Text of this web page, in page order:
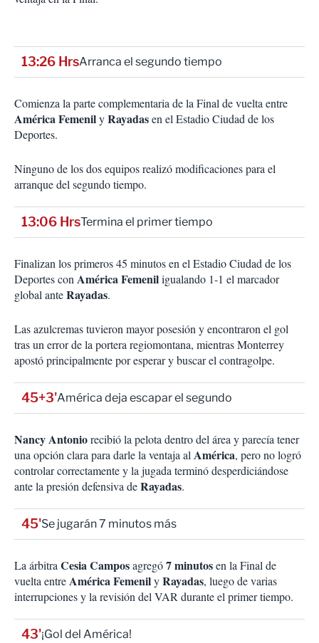
13:26 HrsArranca el segundo tiempo
Comienza la parte complementaria de la Final de vuelta entre
América FemenilyRayadasen el Estadio Ciudad de los
Deportes.
Ninguno de los dos equipos realizó modificaciones para el
arranque del segundo tiempo.
13:06 HrsTermina el primer tiempo
Finalizan los primeros 45 minutos en el Estadio Ciudad de los
Deportes conAmérica Femeniligualando 1-1 el marcador
global anteRayadas.
Las azulcremas tuvieron mayor posesión y encontraron el gol
tras un error de la portera regiomontana, mientras Monterrey
apostó principalmente por esperar y buscar el contragolpe.
45+3'América deja escapar el segundo
Nancy Antoniorecibió la pelota dentro del área y parecía tener
una opción clara para darle la ventaja alAmérica, pero no logró
controlar correctamente y la jugada terminó desperdiciándose
ante la presión defensiva deRayadas.
45'Se jugarán 7 minutos más
La árbitraCesia Camposagregó7 minutosen la Final de
vuelta entreAmérica FemenilyRayadas, luego de varias
interrupciones y la revisión del VAR durante el primer tiempo.
43'¡Gol del América!